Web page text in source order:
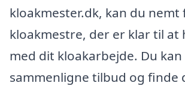
kloakmester.dk, kan du nemt
kloakmestre, der er klar til at
med dit kloakarbejde. Du kan
sammenligne tilbud og finde